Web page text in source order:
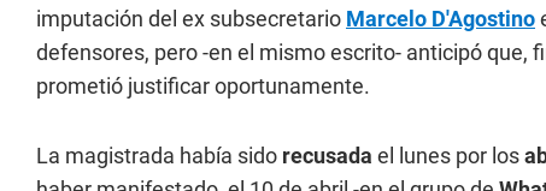
imputación del ex subsecretario Marcelo D'Agostino
defensores, pero -en el mismo escrito- anticipó que,
prometió justificar oportunamente.
La magistrada había sido recusada el lunes por los